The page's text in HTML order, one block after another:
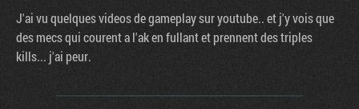
J'ai vu quelques videos de gameplay sur youtube.. et j'y vois que
des mecs qui courent a l'ak en fullant et prennent des triples
kills... j'ai peur.